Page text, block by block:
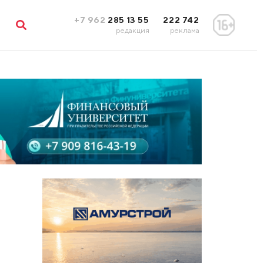
+7 962 285 13 55
редакция
222 742
реклама